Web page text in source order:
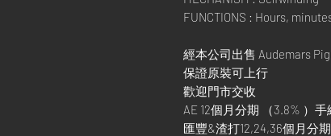
FUNCTIONS : Hours,
經本公司出售 Audemars
保證原裝可上行
歡迎門市交收
AE 12個月分期 （3.8% ）手
匯豐&渣打12,24,36個月分期